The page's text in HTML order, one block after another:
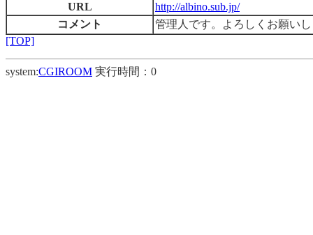
URL
http://albino.sub.jp/
コメント
管理人です。よろしくお願い
[TOP]
system:CGIROOM 実行時間：0